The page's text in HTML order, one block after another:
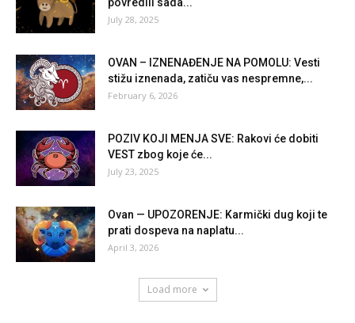
July 28, 2025
OVAN – IZNENAĐENJE NA POMOLU: Vesti
stižu iznenada, zatiču vas nespremne,...
February 6, 2026
POZIV KOJI MENJA SVE: Rakovi će dobiti
VEST zbog koje će...
July 23, 2025
Ovan — UPOZORENJE: Karmički dug koji te
prati dospeva na naplatu...
April 3, 2026
Load more